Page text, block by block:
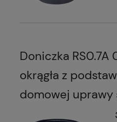
Doniczka RS0.7A
okrągła z
domowej uprawy